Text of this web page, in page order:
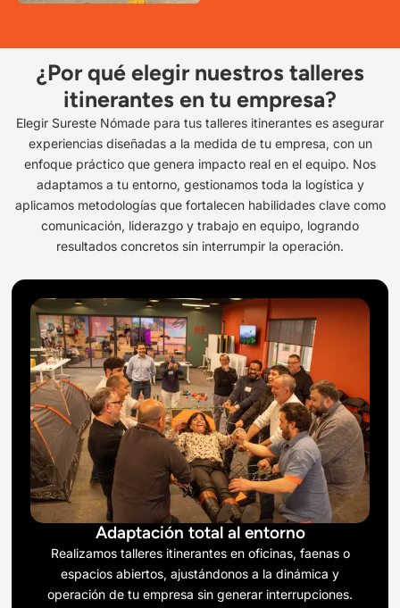
¿Por qué elegir nuestros talleres
itinerantes en tu empresa?
Elegir Sureste Nómade para tus talleres itinerantes es asegurar
experiencias diseñadas a la medida de tu empresa, con un
enfoque práctico que genera impacto real en el equipo. Nos
adaptamos a tu entorno, gestionamos toda la logística y
aplicamos metodologías que fortalecen habilidades clave como
comunicación, liderazgo y trabajo en equipo, logrando
resultados concretos sin interrumpir la operación.
Adaptación total al entorno
Realizamos talleres itinerantes en oficinas, faenas o
espacios abiertos, ajustándonos a la dinámica y
operación de tu empresa sin generar interrupciones.